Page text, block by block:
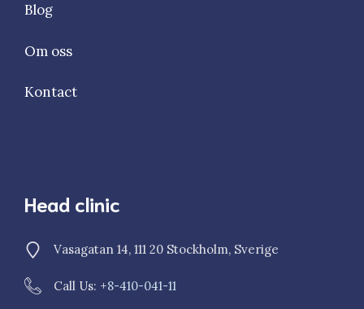
Blog
Om oss
Kontact
Head clinic
Vasagatan 14, 111 20 Stockholm, Sverige
Call Us: +8-410-041-11